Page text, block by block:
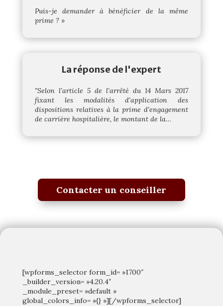
Puis-je demander à bénéficier de la même
prime ? »
La réponse de l'expert
"Selon l’article 5 de l’arrêté du 14 Mars 2017
fixant les modalités d'application des
dispositions relatives à la prime d'engagement
de carrière hospitalière, le montant de la…
Contacter un conseiller
[wpforms_selector form_id= »1700″
_builder_version= »4.20.4″
_module_preset= »default »
global_colors_info= »{} »][/wpforms_selector]